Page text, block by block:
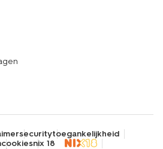
securitytoegankelijkheid
cookiesnix 18